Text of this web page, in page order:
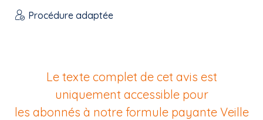
Procédure adaptée
Le texte complet de cet avis est
uniquement accessible pour
les abonnés à notre formule payante Veille